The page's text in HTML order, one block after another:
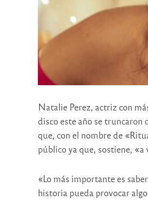
Natalie Perez, actriz con
disco este año se truncaron
que, con el nombre de
público ya que, sostiene, «a
«Lo más importante es
historia pueda provocar